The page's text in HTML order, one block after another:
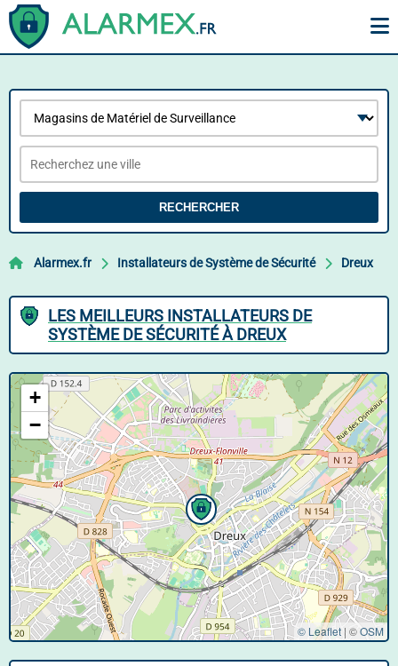
RECHERCHER
Alarmex.fr Installateurs de Système de Sécurité Dreux
LES MEILLEURS INSTALLATEURS DE
SYSTÈME DE SÉCURITÉ À DREUX
+
−
© Leaflet | ©OSM